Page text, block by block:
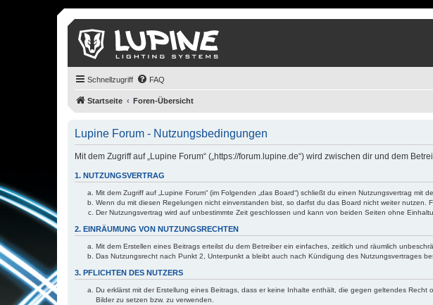
Schnellzugriff FAQ
Startseite Foren-Übersicht
Lupine Forum - Nutzungsbedingungen
Mit dem Zugriff auf „Lupine Forum“ („https://forum.lupine.de“) wird zwischen dir und dem
1. NUTZUNGSVERTRAG
Mit dem Zugriff auf „Lupine Forum“ (im Folgenden „das Board“) schließt du einen Nutzungsvertrag
Wenn du mit diesen Regelungen nicht einverstanden bist, so darfst du das Board nicht weiter
Der Nutzungsvertrag wird auf unbestimmte Zeit geschlossen und kann von beiden Seiten ohne
2. EINRÄUMUNG VON NUTZUNGSRECHTEN
Mit dem Erstellen eines Beitrags erteilst du dem Betreiber ein einfaches, zeitlich und räumlich
Das Nutzungsrecht nach Punkt 2, Unterpunkt a bleibt auch nach Kündigung des Nutzungsvertrages
3. PFLICHTEN DES NUTZERS
Du erklärst mit der Erstellung eines Beitrags, dass er keine Inhalte enthält, die gegen geltendes
Bilder zu setzen bzw. zu verwenden.